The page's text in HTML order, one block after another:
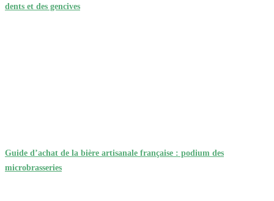
dents et des gencives
Guide d’achat de la bière artisanale française : podium des
microbrasseries